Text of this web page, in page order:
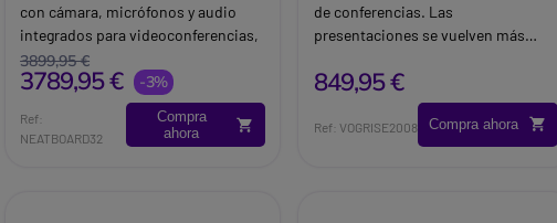
con cámara, micrófonos y audio
integrados para videoconferencias,
colaboración y trabajo híbrido con
Microsoft Teams y Zoom.
3899,95 €
3789,95 € -3%
Ref:
NEATBOARD32
Compra
ahora
de conferencias. Las
presentaciones se vuelven más
la pantalla a la altura de los ojos de
todos los asistentes.
849,95 €
Ref: VOGRISE2008 Compra ahora